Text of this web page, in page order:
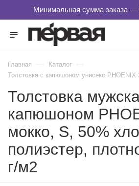
Главная — Каталог —
Толстовка с капюшоном унисекс PHOENIX
Толстовка
капюшоном
мокко, S, 50%
полиэстер,
г/м2